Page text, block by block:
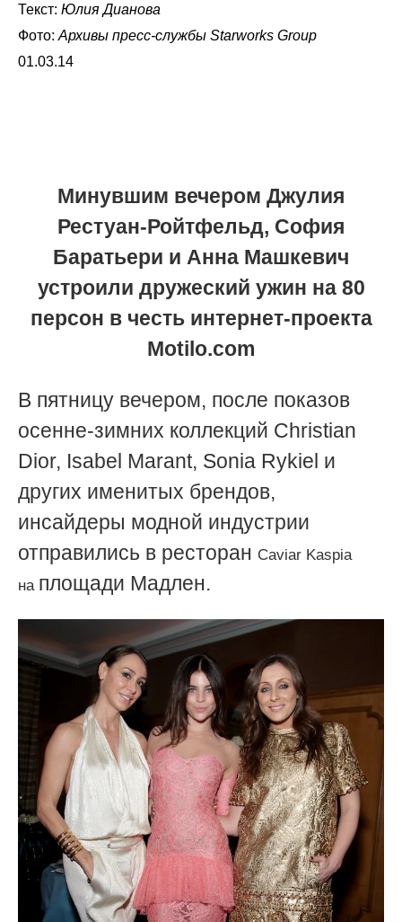
Текст: Юлия Дианова
Фото: Архивы пресс-службы Starworks Group
01.03.14
Минувшим вечером Джулия
Рестуан-Ройтфельд, София
Баратьери и Анна Машкевич
устроили дружеский ужин на 80
персон в честь интернет-проекта
Motilo.com
В пятницу вечером, после показов
осенне-зимних коллекций Christian
Dior, Isabel Marant, Sonia Rykiel и
других именитых брендов,
инсайдеры модной индустрии
отправились в ресторан Caviar Kaspia
на площади Мадлен.